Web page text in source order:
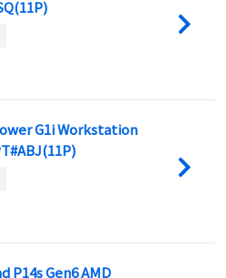
G1i Workstation
P14s Gen6 AMD